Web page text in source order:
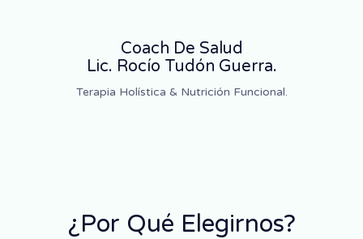
Coach De Salud
Lic. Rocío Tudón Guerra.
Terapia Holística & Nutrición Funcional.
¿Por Qué Elegirnos?